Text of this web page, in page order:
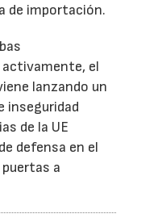
de importación.
el
lanzando un
inseguridad
de la UE
defensa en el
a